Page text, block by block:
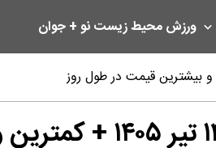
ورزشمحیط زیستنو + جوان